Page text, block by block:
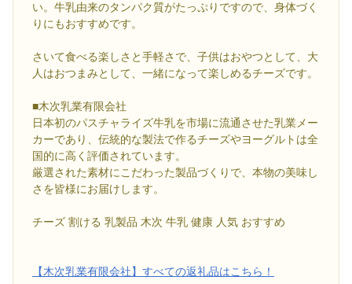
い。牛乳由来のタンパク質がたっぷりですので、身体づく
りにもおすすめです。
さいて食べる楽しさと手軽さで、子供はおやつとして、大
人はおつまみとして、一緒になって楽しめるチーズです。
■木次乳業有限会社
日本初のパスチャライズ牛乳を市場に流通させた乳業メー
カーであり、伝統的な製法で作るチーズやヨーグルトは全
国的に高く評価されています。
厳選された素材にこだわった製品づくりで、本物の美味し
さを皆様にお届けします。
チーズ 割ける 乳製品 木次 牛乳 健康 人気 おすすめ
【木次乳業有限会社】すべての返礼品はこちら！